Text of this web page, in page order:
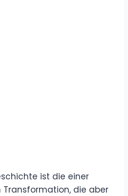
ist die einer
Transformation, die aber